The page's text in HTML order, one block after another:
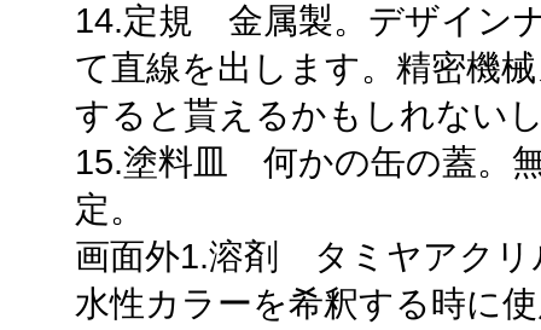
14.定規 金属製。デザイン
て直線を出します。精密機
すると貰えるかもしれない
15.塗料皿 何かの缶の蓋。
定。
画面外1.溶剤 タミヤアクリ
水性カラーを希釈する時に